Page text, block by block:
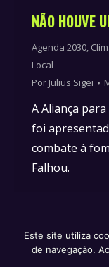
NÃO HOUVE
Agenda 2030,
Local
Por Julius Sigei
A Aliança
foi
combate à
Falhou.
Política de
Este site utiliza
de navegação.